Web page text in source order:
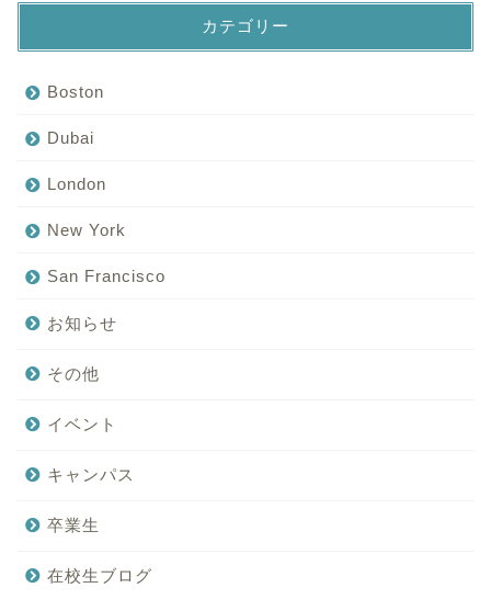
カテゴリー
Boston
Dubai
London
New York
San Francisco
お知らせ
その他
イベント
キャンパス
卒業生
在校生ブログ